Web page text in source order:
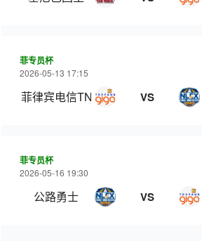
菲专员杯
2026-05-13 17:15
菲律宾电信TNT VS
菲专员杯
2026-05-16 19:30
公路勇士 VS